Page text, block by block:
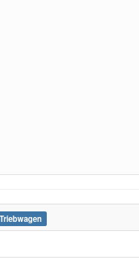
Triebwagen